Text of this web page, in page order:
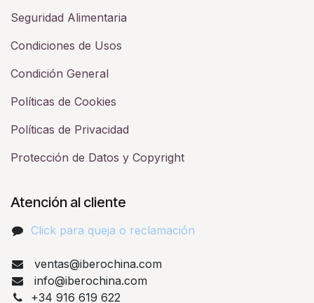
Seguridad Alimentaria
Condiciones de Usos
Condición General
Políticas de Cookies
Políticas de Privacidad
Protección de Datos y Copyright
Atención al cliente
Click para queja o reclamación​
ventas@iberochina.com
info@iberochina.com
+34 916 619 622